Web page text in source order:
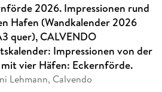
2026. Impressionen rund
Hafen (Wandkalender 2026
quer), CALVENDO
Impressionen von der
vier Häfen: Eckernförde.
Lehmann, Calvendo